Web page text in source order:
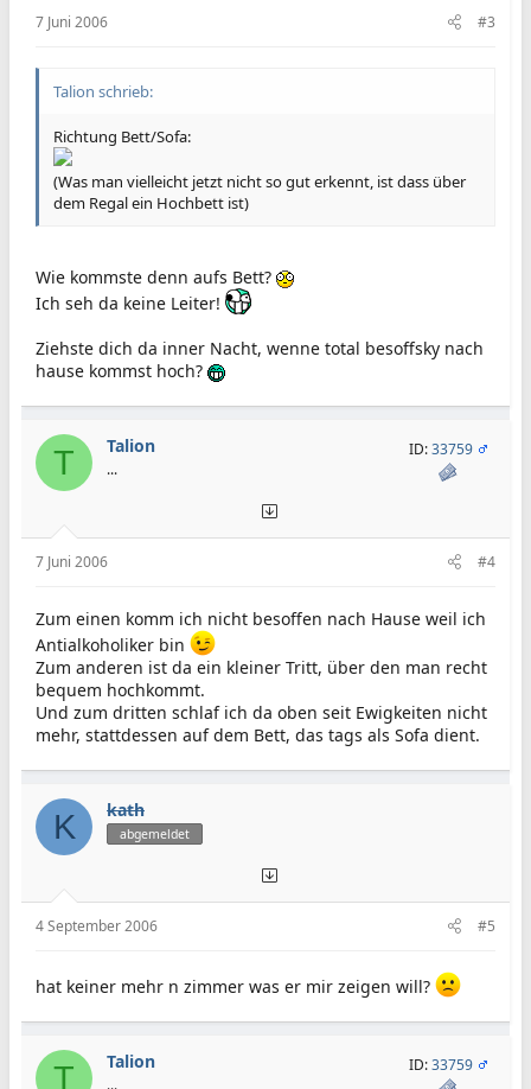
7 Juni 2006 #3
Talion schrieb:
Richtung Bett/Sofa:
(Was man vielleicht jetzt nicht so gut erkennt, ist dass über
dem Regal ein Hochbett ist)
Wie kommste denn aufs Bett?
Ich seh da keine Leiter!
Ziehste dich da inner Nacht, wenne total besoffsky nach
hause kommst hoch?
T Talion
...
ID:33759
7 Juni 2006 #4
Zum einen komm ich nicht besoffen nach Hause weil ich
Antialkoholiker bin
Zum anderen ist da ein kleiner Tritt, über den man recht
bequem hochkommt.
Und zum dritten schlaf ich da oben seit Ewigkeiten nicht
mehr, stattdessen auf dem Bett, das tags als Sofa dient.
K kath
abgemeldet
4 September 2006 #5
hat keiner mehr n zimmer was er mir zeigen will?
T Talion
...
ID:33759